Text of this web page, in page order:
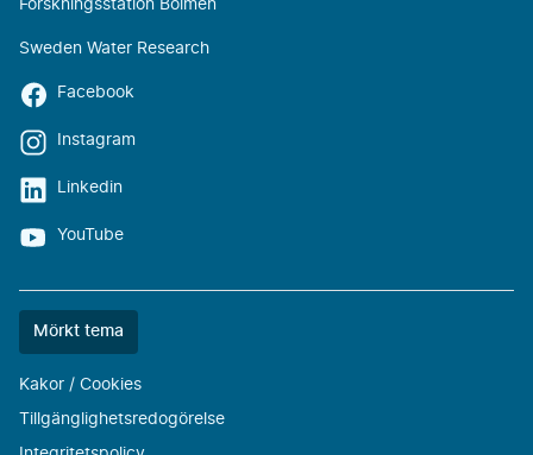
Forskningsstation Bolmen
Sweden Water Research
Facebook
Instagram
Linkedin
YouTube
Färgtemat
Mörkt tema
Kakor / Cookies
Tillgänglighetsredogörelse